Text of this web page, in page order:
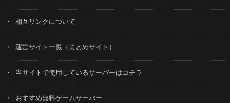
相互リンクについて
運営サイト一覧（まとめサイト）
当サイトで使用しているサーバーはコチラ
おすすめ無料ゲームサーバー